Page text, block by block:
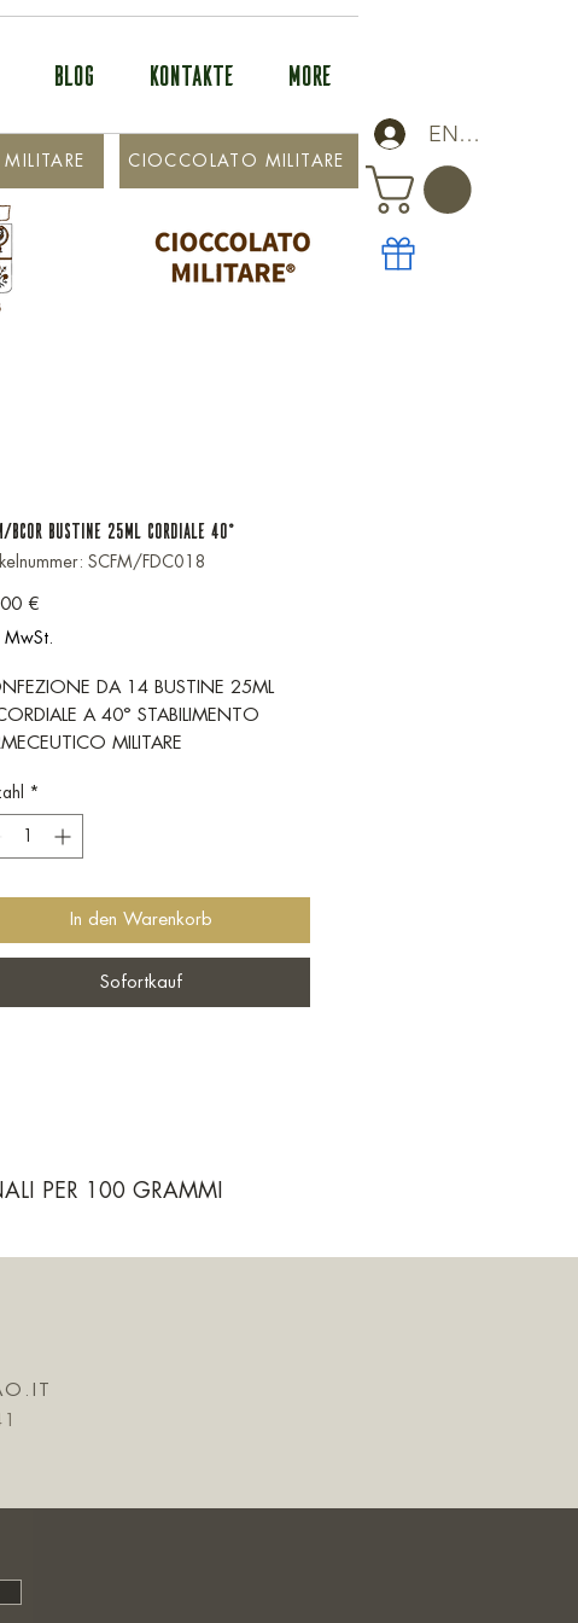
BLOG KONTAKTE More
CIOCCOLATO MILITARE
ENTRA
BCOR BUSTINE 25ML CORDIALE 40°
SCFM/FDC018
€
MwSt.
DA 14 BUSTINE 25ML
A 40° STABILIMENTO
MILITARE
*
In den Warenkorb
Sofortkauf
PER 100 GRAMMI